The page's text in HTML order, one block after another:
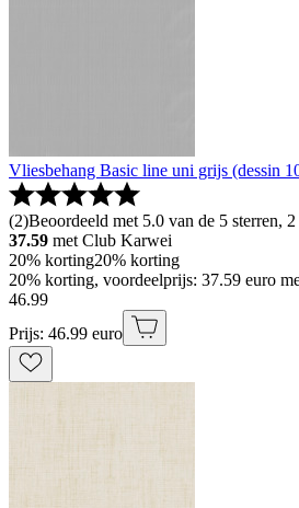
Vliesbehang Basic line uni grijs (dessin
(2)Beoordeeld met 5.0 van de 5 sterren,
37.59 met Club Karwei
20% korting20% korting
20% korting, voordeelprijs: 37.59 euro
46.99
Prijs: 46.99 euro